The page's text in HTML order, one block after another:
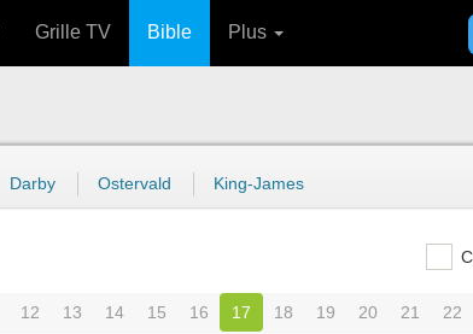
Grille TV Bible Plus
Darby Ostervald King-James
12 13 14 15 16 17 18 19 20 21 22